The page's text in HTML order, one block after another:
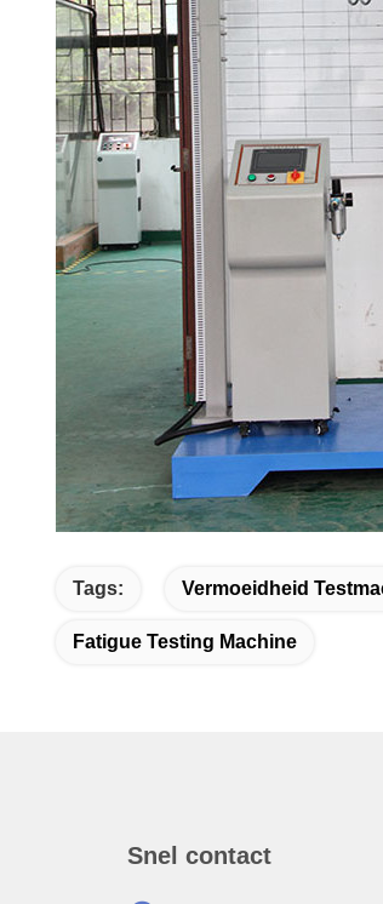
Tags: Vermoeidheid
Fatigue Testing Machine
Snel contact